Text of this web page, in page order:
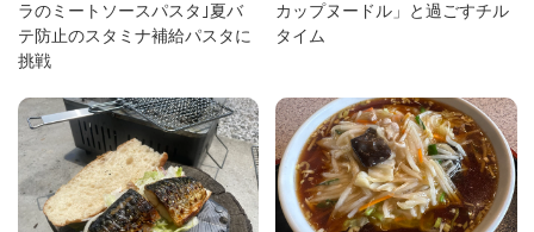
ラのミートソースパスタ｣夏バ
テ防止のスタミナ補給パスタに
挑戦
カップヌードル」と過ごすチル
タイム